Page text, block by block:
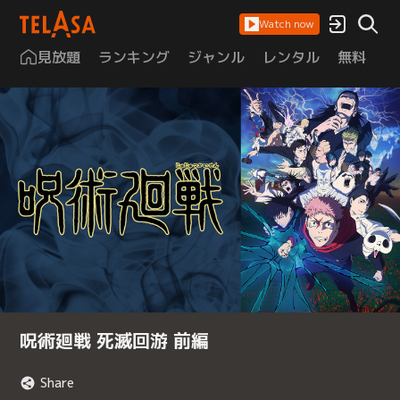
Watch now
見放題 ランキング ジャンル レンタル 無料
呪術廻戦 死滅回游 前編
Share